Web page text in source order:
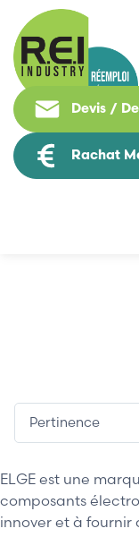
Devis /
Rachat
ELGE est une
composants
innover et à fournir